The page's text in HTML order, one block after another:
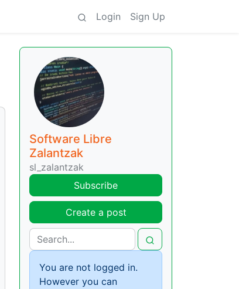
Login Sign Up
Software Libre
Zalantzak
sl_zalantzak
Subscribe
Create a post
You are not logged in.
However you can